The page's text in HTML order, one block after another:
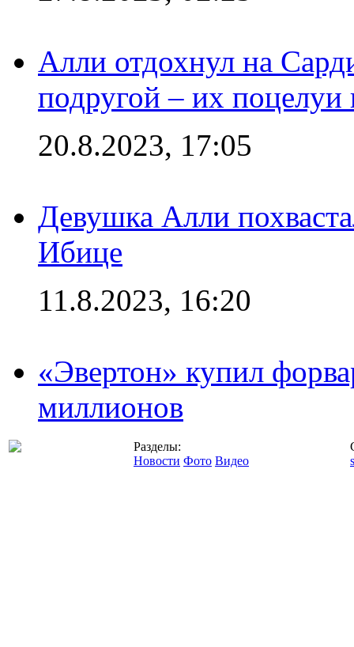
Алли отдохнул на
подругой – их поцелуи
20.8.2023, 17:05
Девушка Алли
Ибице
11.8.2023, 16:20
«Эвертон» купил
миллионов
Разделы:
Новости Фото Видео